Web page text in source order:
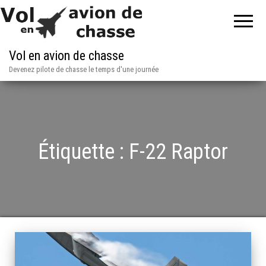
Vol en avion de chasse
Devenez pilote de chasse le temps d'une journée
Étiquette : F-22 Raptor